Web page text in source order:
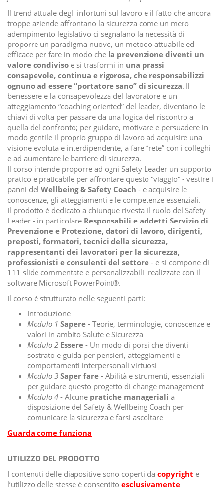
Il trend attuale degli infortuni sul lavoro e il fatto che ancora
troppe aziende affrontano la sicurezza come un mero
adempimento legislativo ci segnalano la necessità di
proporre un paradigma nuovo, un metodo attuabile ed
efficace per fare in modo che la prevenzione diventi un
valore condiviso e si trasformi in una prassi
consapevole, continua e rigorosa, che responsabilizzi
ognuno ad essere “portatore sano” di sicurezza. Il
benessere e la consapevolezza del lavoratore e un
atteggiamento “coaching oriented” del leader, diventano le
chiavi di volta per passare da una logica del riscontro a
quella del confronto; per guidare, motivare e persuadere in
modo gentile il proprio gruppo di lavoro ad acquisire una
visione evoluta e interdipendente, a fare “rete” con i colleghi
e ad aumentare le barriere di sicurezza.
Il corso intende proporre ad ogni Safety Leader un supporto
pratico e praticabile per affrontare questo “viaggio” - vestire i
panni del Wellbeing & Safety Coach - e acquisire le
conoscenze, gli atteggiamenti e le competenze essenziali.
Il prodotto è dedicato a chiunque rivesta il ruolo del Safety
Leader - in particolare Responsabili e addetti Servizio di
Prevenzione e Protezione, datori di lavoro, dirigenti,
preposti, formatori, tecnici della sicurezza,
rappresentanti dei lavoratori per la sicurezza,
professionisti e consulenti del settore - e si compone di
111 slide commentate e personalizzabili realizzate con il
software Microsoft PowerPoint®.
Il corso è strutturato nelle seguenti parti:
Introduzione
Modulo 1 Sapere - Teorie, terminologie, conoscenze e
valori in ambito Salute e Sicurezza
Modulo 2 Essere - Un modo di porsi che diventi
sostrato e guida per pensieri, atteggiamenti e
comportamenti interpersonali virtuosi
Modulo 3 Saper fare - Abilità e strumenti, essenziali
per guidare questo progetto di change management
Modulo 4 - Alcune pratiche manageriali a
disposizione del Safety & Wellbeing Coach per
comunicare la sicurezza e farsi ascoltare
Guarda come funziona
UTILIZZO DEL PRODOTTO
I contenuti delle diapositive sono coperti da copyright e
l’utilizzo delle stesse è consentito esclusivamente